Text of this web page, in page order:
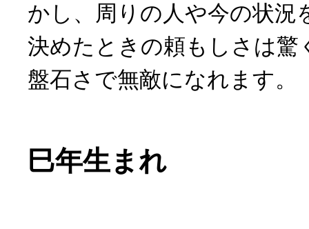
かし、周りの人や今の状況
決めたときの頼もしさは驚
盤石さで無敵になれます。
巳年生まれ